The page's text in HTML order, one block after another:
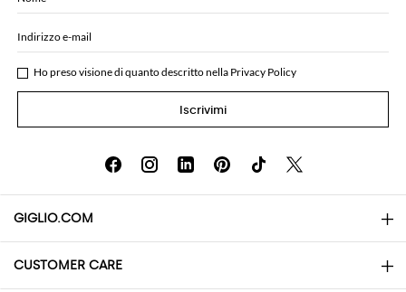
Indirizzo e-mail
Ho preso visione di quanto descritto nella Privacy Policy
Iscrivimi
GIGLIO.COM
About
CUSTOMER CARE